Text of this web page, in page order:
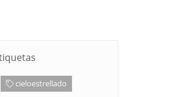
cieloestrellado